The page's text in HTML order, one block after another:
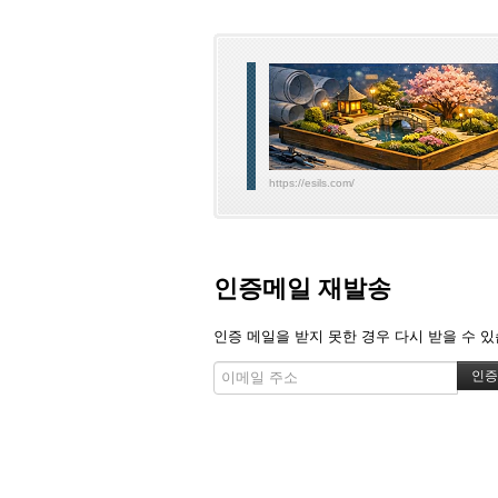
https://esils.com/
인증메일 재발송
인증 메일을 받지 못한 경우 다시 받을 수